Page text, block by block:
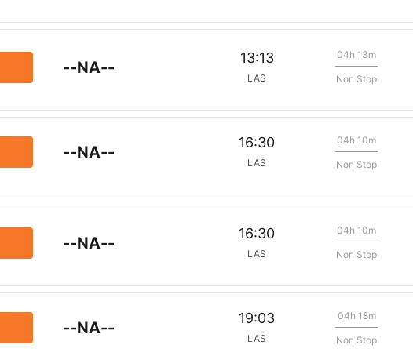
04h 13m
Non Stop
13:13
LAS
--NA--
04h 10m
Non Stop
16:30
LAS
--NA--
04h 10m
Non Stop
16:30
LAS
--NA--
04h 18m
Non Stop
19:03
LAS
--NA--